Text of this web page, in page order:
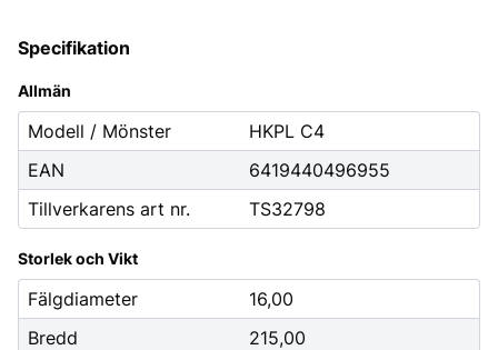
Specifikation
Allmän
Modell / Mönster
HKPL C4
EAN
6419440496955
Tillverkarens art nr.
TS32798
Storlek och Vikt
Fälgdiameter
16,00
Bredd
215,00